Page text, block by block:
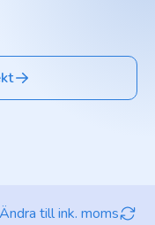
Ändra till ink. moms